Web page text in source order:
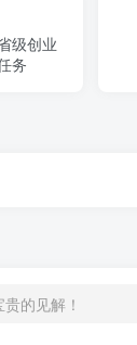
级创业
务
的见解！